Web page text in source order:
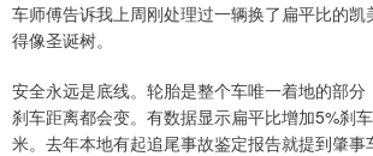
车师傅告诉我上周刚处理过一辆换了扁平比的
得像圣诞树。
安全永远是底线。轮胎是整个车唯一着地的部分
刹车距离都会变。有数据显示扁平比增加5%刹
米。去年本地有起追尾事故鉴定报告就提到肇